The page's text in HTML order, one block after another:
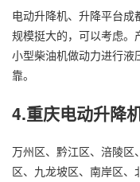
电动升降机、升降平台成
规模挺大的，可以考虑。
小型柴油机做动力进行液
靠。
4.重庆电动升降
万州区、黔江区、涪陵区
区、九龙坡区、南岸区